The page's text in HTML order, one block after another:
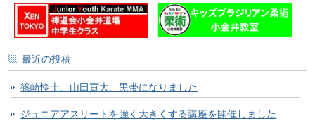
最近の投稿
篠崎怜士、山田貢大、黒帯になりました
ジュニアアスリートを強く大きくする講座を開催しました